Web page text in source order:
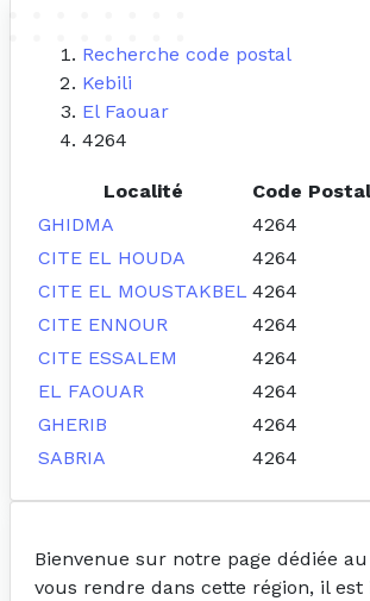
Recherche code postal
Kebili
El Faouar
4264
Localité
Code Postal
GHIDMA
4264
CITE EL HOUDA
4264
CITE EL MOUSTAKBEL 4264
CITE ENNOUR
4264
CITE ESSALEM
4264
EL FAOUAR
4264
GHERIB
4264
SABRIA
4264
Bienvenue sur notre page dédiée
vous rendre dans cette région, il